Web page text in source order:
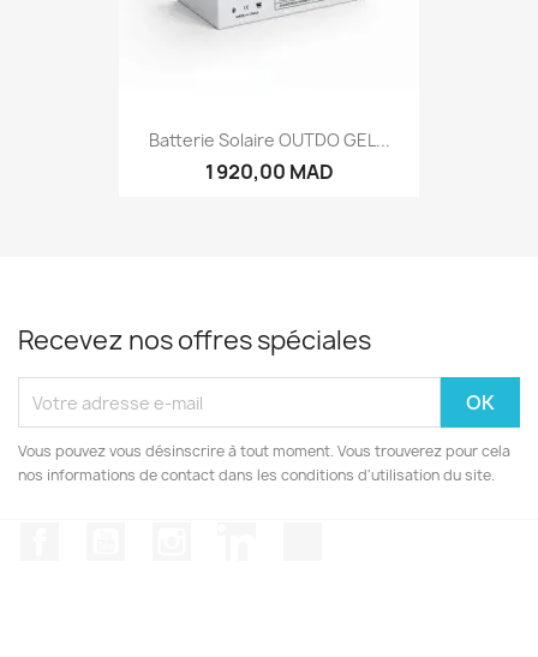
Batterie Solaire OUTDO GEL...
1 920,00 MAD
Recevez nos offres spéciales
Vous pouvez vous désinscrire à tout moment. Vous trouverez pour cela
nos informations de contact dans les conditions d'utilisation du site.